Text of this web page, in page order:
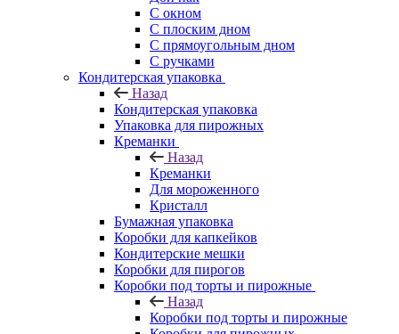
С окном
С плоским дном
С прямоугольным дном
С ручками
Кондитерская упаковка
Назад
Кондитерская упаковка
Упаковка для пирожных
Креманки
Назад
Креманки
Для мороженного
Кристалл
Бумажная упаковка
Коробки для капкейков
Кондитерские мешки
Коробки для пирогов
Коробки под торты и пирожные
Назад
Коробки под торты и пирожные